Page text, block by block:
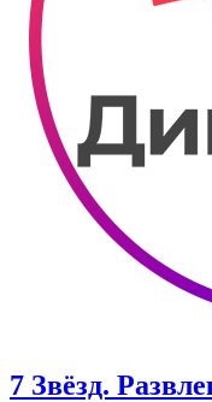
7 Звёзд.